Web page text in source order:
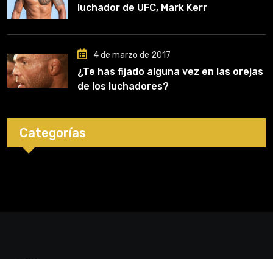
luchador de UFC, Mark Kerr
4 de marzo de 2017
¿Te has fijado alguna vez en las orejas
de los luchadores?
Categorías